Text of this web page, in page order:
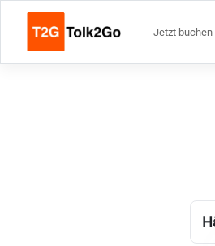
Jetzt buchen